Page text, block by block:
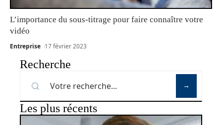
L’importance du sous-titrage pour faire connaître votre
vidéo
Entreprise 17 février 2023
Recherche
Les plus récents